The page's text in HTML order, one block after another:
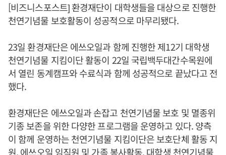
[비즈니스포스트] 환경재단이 대학생들을 대상으로 진행한
천연기념물 보호활동이 성공적으로 마무리됐다.
23일 환경재단은 에쓰오일과 함께 진행한 제12기 대학생
천연기념물 지킴이단 활동이 22일 국립백두대간수목원에
서 열린 동계캠프와 수료식과 함께 성공적으로 끝났다고 전
했다.
환경재단은 에쓰오일과 손잡고 천연기념물 보호 및 멸종위
기종 보존을 위한 다양한 프로그램을 운영하고 있다. 양측
이 함께 운영하는 천연기념물 지킴이단은 보호단체 활동 지
원, 에쓰오일 임직원 및 가족 봉사활동, 대학생 천연기념물